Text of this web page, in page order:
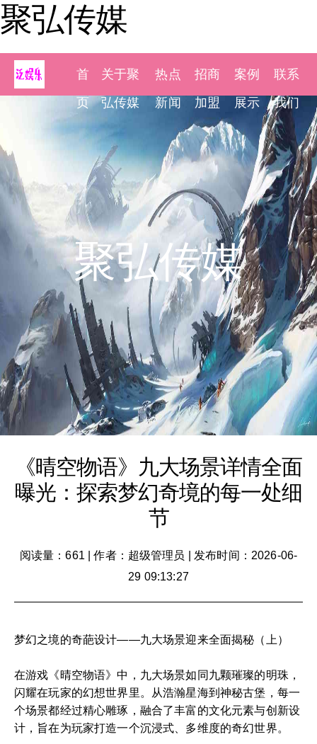
聚弘传媒
首
页
关于聚
弘传媒
热点
新闻
招商
加盟
案例
展示
联系
我们
聚弘传媒
《晴空物语》九大场景详情全面
曝光：探索梦幻奇境的每一处细
节
阅读量：661 |作者：超级管理员
发布时间：2026-06-
29 09:13:27
梦幻之境的奇葩设计——九大场景迎来全面揭秘（上）
在游戏《晴空物语》中，九大场景如同九颗璀璨的明珠，
闪耀在玩家的幻想世界里。从浩瀚星海到神秘古堡，每一
个场景都经过精心雕琢，融合了丰富的文化元素与创新设
计，旨在为玩家打造一个沉浸式、多维度的奇幻世界。